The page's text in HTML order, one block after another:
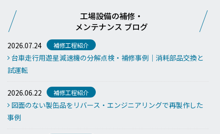
工場設備の補修・
メンテナンス ブログ
2026.07.24 補修工程紹介
台車走行用遊星減速機の分解点検・補修事例｜消耗部品交換と
試運転
2026.06.22 補修工程紹介
図面のない製缶品をリバース・エンジニアリングで再製作した
事例